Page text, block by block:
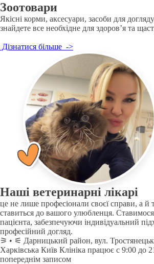
Зоотовари
Якісні корми, аксесуари, засоби для
знайдете все необхідне для здоров’я та
Дізнатися більше ->
Наші ветеринарні лікарі
це не лише професіонали своєї справи, а й
ставиться до вашого улюбленця.
пацієнта, забезпечуючи індивідуальний
професійний догляд.
⚞ • ⚟ Дарницький район, вул.
Харківська Київ Клініка працює с 9:00 до
попереднім записом